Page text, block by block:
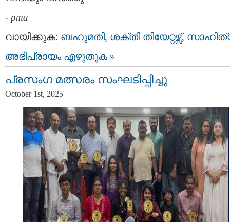
- pma
വായിക്കുക: ബഹുമതി, ശക്തി തിയേറ്റഴ്സ്,
അഭിപ്രായം എഴുതുക »
പ്രസംഗ മത്സരം സംഘടിപ്പിച്ചു
October 1st, 2025